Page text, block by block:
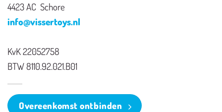
4423 AC Schore
info@vissertoys.nl
KvK 22052758
BTW 8110.92.021.B01
Overeenkomst ontbinden